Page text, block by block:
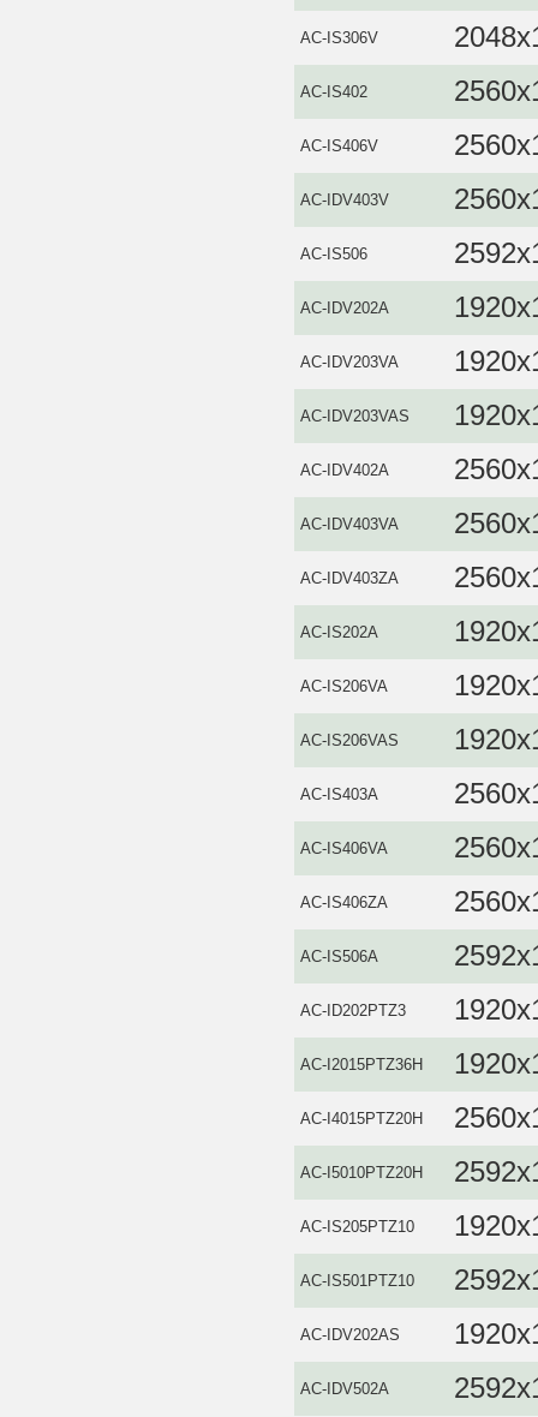
AC-IS306V
AC-IS402
AC-IS406V
AC-IDV403V
AC-IS506
AC-IDV202A
AC-IDV203VA
AC-IDV203VAS
AC-IDV402A
AC-IDV403VA
AC-IDV403ZA
AC-IS202A
AC-IS206VA
AC-IS206VAS
AC-IS403A
AC-IS406VA
AC-IS406ZA
AC‐IS506A
AC-ID202PTZ3
AC-I2015PTZ36H
AC-I4015PTZ20H
AC-I5010PTZ20H
AC-IS205PTZ10
AC-IS501PTZ10
AC-IDV202AS
AC-IDV502A